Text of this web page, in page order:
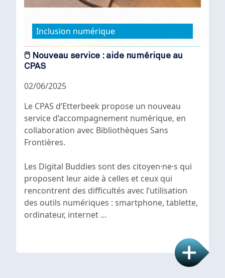
Inclusion numérique
🖱️ Nouveau service : aide numérique au
CPAS
02/06/2025
Le CPAS d’Etterbeek propose un nouveau
service d’accompagnement numérique, en
collaboration avec Bibliothèques Sans
Frontières.
Les Digital Buddies sont des citoyen·ne·s qui
proposent leur aide à celles et ceux qui
rencontrent des difficultés avec l’utilisation
des outils numériques : smartphone, tablette,
ordinateur, internet …